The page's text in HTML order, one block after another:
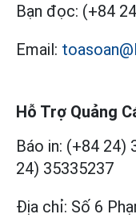
Bạn đọc: (+84
Email:
Hỗ Trợ Quảng
Báo in: (+84 24)
24) 35335237
Địa chỉ: Số 6